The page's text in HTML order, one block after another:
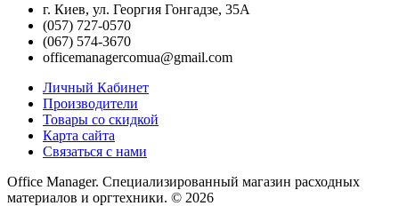
г. Киев, ул. Георгия Гонгадзе, 35A
(057) 727-0570
(067) 574-3670
officemanagercomua@gmail.com
Личный Кабинет
Производители
Товары со скидкой
Карта сайта
Связаться с нами
Office Manager. Специализированный магазин расходных
материалов и оргтехники. © 2026